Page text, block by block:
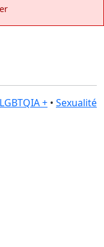
LGBTQIA + • Sexualité